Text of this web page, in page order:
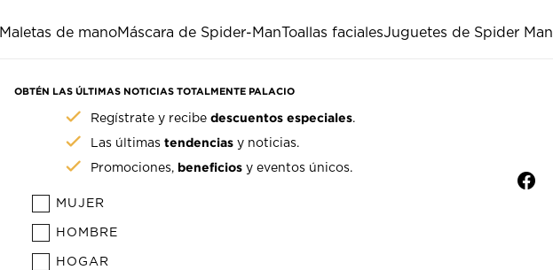
Maletas de manoMáscara de Spider-ManToallas facialesJuguetes de Spider Man
OBTÉN LAS ÚLTIMAS NOTICIAS TOTALMENTE PALACIO
Regístrate y recibedescuentos especiales.
Las últimastendencias y noticias.
Promociones, beneficios y eventos únicos.
MUJER
HOMBRE
HOGAR
f